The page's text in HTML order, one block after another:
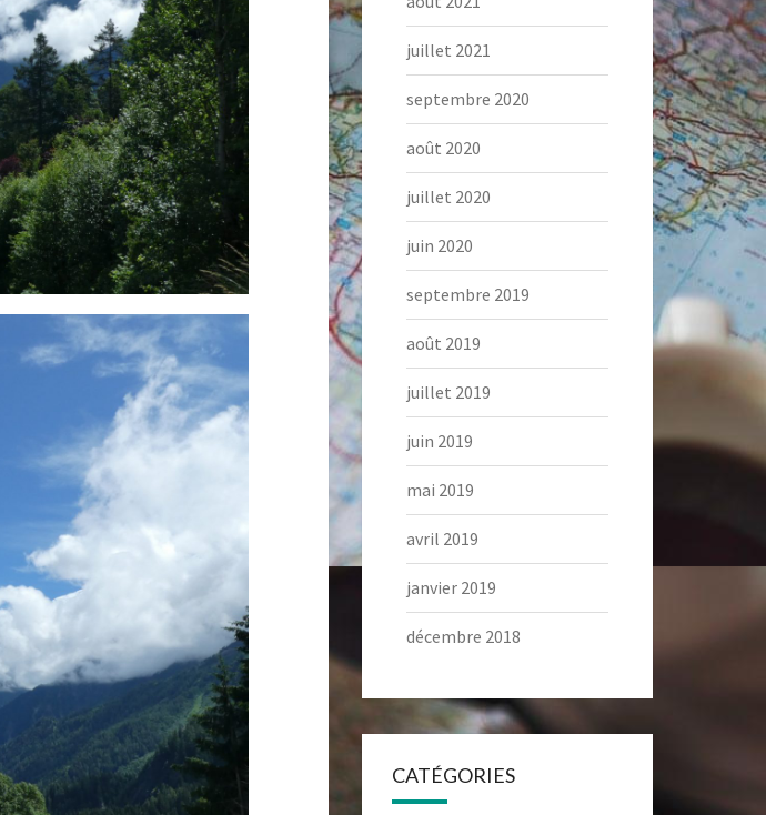
juillet 2021
septembre 2020
août 2020
juillet 2020
juin 2020
septembre 2019
août 2019
juillet 2019
juin 2019
mai 2019
avril 2019
janvier 2019
décembre 2018
CATÉGORIES